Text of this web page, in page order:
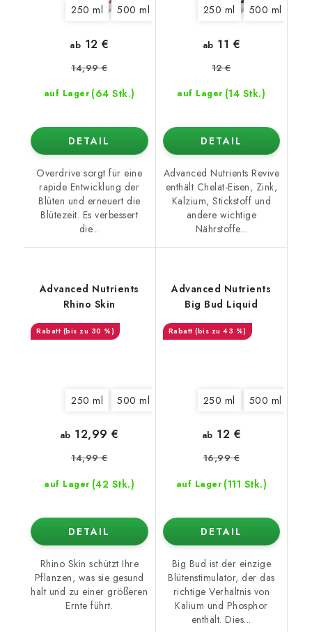
250 ml 500 ml 10 l
auf Lager (64 Stk.)
ab 12 €
14,99 €
DETAIL
Overdrive sorgt für eine
rapide Entwicklung der
Blüten und erneuert die
Blütezeit. Es verbessert
die...
250 ml 500 ml
auf Lager (14 Stk.)
ab 11 €
12 €
DETAIL
Advanced Nutrients Revive
enthält Chelat-Eisen, Zink,
Kalzium, Stickstoff und
andere wichtige
Nährstoffe...
Advanced Nutrients
Rhino Skin
(bis zu 30 %)
250 ml 500 ml 10 l 20 l
auf Lager (42 Stk.)
ab 12,99 €
14,99 €
DETAIL
Rhino Skin schützt Ihre
Pflanzen, was sie gesund
hält und zu einer größeren
Ernte führt.
Advanced Nutrients
Big Bud Liquid
(bis zu 43 %)
250 ml 500 ml
auf Lager (111 Stk.)
ab 12 €
16,99 €
DETAIL
Big Bud ist der einzige
Blütenstimulator, der das
richtige Verhältnis von
Kalium und Phosphor
enthält. Dies...